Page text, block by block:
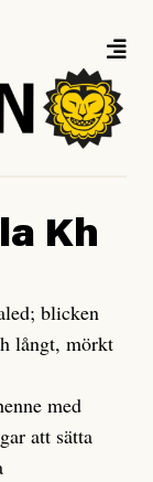
Kh
blicken
långt, mörkt
med
att sätta